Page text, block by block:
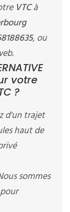
VTCà
, ou
votre
?
d'un trajet
haut de
sommes